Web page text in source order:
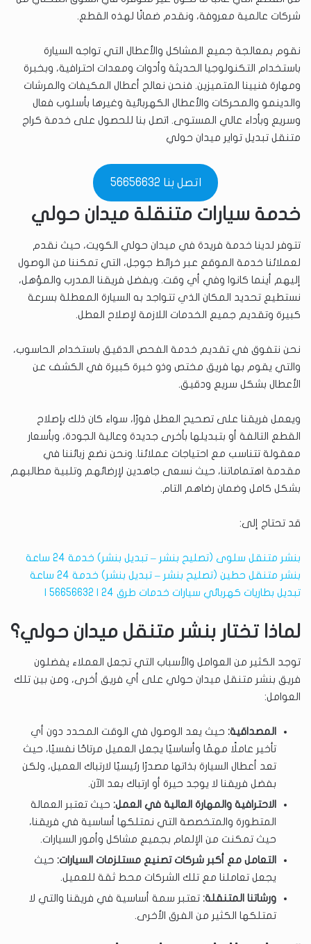
شركات عالمية معروفة، ونقدم ضمانًا لهذه القطع.
نقوم بمعالجة جميع المشاكل والأعطال التي تواجه السيارة
باستخدام التكنولوجيا الحديثة وأدوات ومعدات احترافية، وبخبرة
ومهارة فنيينا المتميزين. فنحن نعالج أعطال المكيفات والمرشات
والدينمو والمحركات والأعطال الكهربائية وغيرها بأسلوب فعال
وسريع وبأداء عالي المستوى. اتصل بنا للحصول على خدمة كراج
متنقل تبديل تواير ميدان حولي
اتصل بنا 56656632
خدمة سيارات متنقلة ميدان حولي
تتوفر لدينا خدمة فريدة في ميدان حولي الكويت، حيث نقدم
لعملائنا خدمة الموقع عبر خرائط جوجل، التي تمكننا من الوصول
إليهم أينما كانوا وفي أي وقت. وبفضل فريقنا المدرب والمؤهل،
نستطيع تحديد المكان الذي تتواجد به السيارة المعطلة بسرعة
كبيرة وتقديم جميع الخدمات اللازمة لإصلاح العطل.
نحن نتفوق في تقديم خدمة الفحص الدقيق باستخدام الحاسوب،
والتي يقوم بها فريق مختص وذو خبرة كبيرة في الكشف عن
الأعطال بشكل سريع ودقيق.
ويعمل فريقنا على تصحيح العطل فورًا، سواء كان ذلك بإصلاح
القطع التالفة أو بتبديلها بأخرى جديدة وعالية الجودة، وبأسعار
معقولة تتناسب مع احتياجات عملائنا. ونحن نضع زبائننا في
مقدمة اهتماماتنا، حيث نسعى جاهدين لإرضائهم وتلبية مطالبهم
بشكل كامل وضمان رضاهم التام.
قد تحتاج إلى:
بنشر متنقل سلوى (تصليح بنشر – تبديل بنشر) خدمة 24 ساعة
بنشر متنقل حطين (تصليح بنشر – تبديل بنشر) خدمة 24 ساعة
تبديل بطاريات كهربائي سيارات خدمات طرق 24 | 56656632 |
لماذا تختار بنشر متنقل ميدان حولي؟
توجد الكثير من العوامل والأسباب التي تجعل العملاء يفضلون
فريق بنشر متنقل ميدان حولي على أي فريق أخرى، ومن بين تلك
العوامل:
المصداقية: حيث يعد الوصول في الوقت المحدد دون أي
تأخير عاملًا مهمًا وأساسيًا يجعل العميل مرتاحًا نفسيًا، حيث
تعد أعطال السيارة بذاتها مصدرًا رئيسيًا لارتباك العميل، ولكن
بفضل فريقنا لا يوجد حيرة أو ارتباك بعد الآن.
الاحترافية والمهارة العالية في العمل: حيث تعتبر العمالة
المتطورة والمتخصصة التي نمتلكها أساسية في فريقنا،
حيث تمكنت من الإلمام بجميع مشاكل وأمور السيارات.
التعامل مع أكبر شركات تصنيع مستلزمات السيارات: حيث
يجعل تعاملنا مع تلك الشركات محط ثقة للعميل.
ورشاتنا المتنقلة: تعتبر سمة أساسية في فريقنا والتي لا
تمتلكها الكثير من الفرق الأخرى.